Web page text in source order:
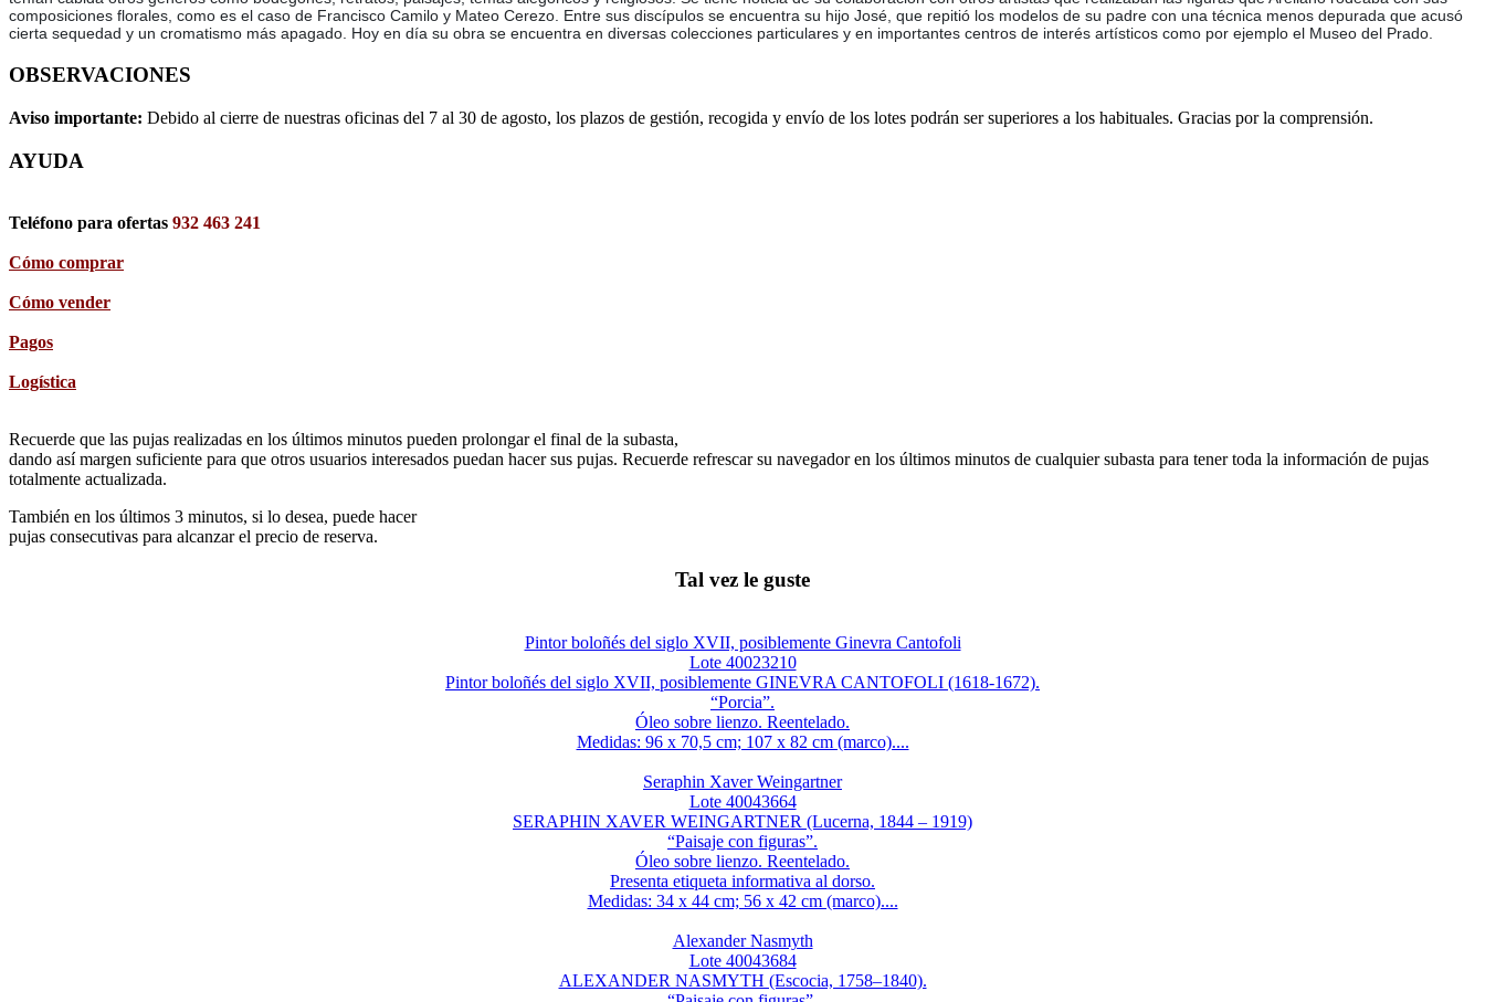
composiciones florales, como es el caso de Francisco Camilo y Mateo Cerezo. Entre sus discípulos se encuentra su hijo José, que repitió los modelos de su padre con una técnica menos depurada que acusó
cierta sequedad y un cromatismo más apagado. Hoy en día su obra se encuentra en diversas colecciones particulares y en importantes centros de interés artísticos como por ejemplo el Museo del Prado.
OBSERVACIONES
Aviso importante: Debido al cierre de nuestras oficinas del 7 al 30 de agosto, los plazos de gestión, recogida y envío de los lotes podrán ser superiores a los habituales. Gracias por la comprensión.
AYUDA
Teléfono para ofertas 932 463 241
Cómo comprar
Cómo vender
Pagos
Logística
Recuerde que las pujas realizadas en los últimos minutos pueden prolongar el final de la subasta,
dando así margen suficiente para que otros usuarios interesados puedan hacer sus pujas. Recuerde refrescar su navegador en los últimos minutos de cualquier subasta para tener toda la información de pujas
totalmente actualizada.
También en los últimos 3 minutos, si lo desea, puede hacer
pujas consecutivas para alcanzar el precio de reserva.
Tal vez le guste
Pintor boloñés del siglo XVII, posiblemente Ginevra Cantofoli
Lote 40023210
Pintor boloñés del siglo XVII, posiblemente GINEVRA CANTOFOLI (1618-1672).
“Porcia”.
Óleo sobre lienzo. Reentelado.
Medidas: 96 x 70,5 cm; 107 x 82 cm (marco)....
Seraphin Xaver Weingartner
Lote 40043664
SERAPHIN XAVER WEINGARTNER (Lucerna, 1844 – 1919)
“Paisaje con figuras”.
Óleo sobre lienzo. Reentelado.
Presenta etiqueta informativa al dorso.
Medidas: 34 x 44 cm; 56 x 42 cm (marco)....
Alexander Nasmyth
Lote 40043684
ALEXANDER NASMYTH (Escocia, 1758–1840).